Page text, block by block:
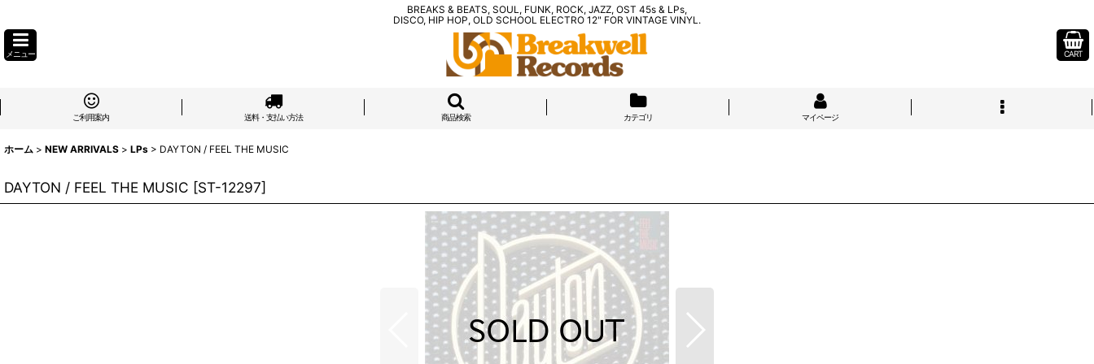
BREAKS & BEATS, SOUL, FUNK, ROCK, JAZZ, OST 45s & LPs,
DISCO, HIP HOP, OLD SCHOOL ELECTRO 12" FOR VINTAGE VINYL.
メニュー CART
ご利用案内 送料・支払い方法 商品検索 カテゴリ マイページ
ホーム > NEW ARRIVALS > LPs > DAYTON / FEEL THE MUSIC
DAYTON / FEEL THE MUSIC [ST-12297]